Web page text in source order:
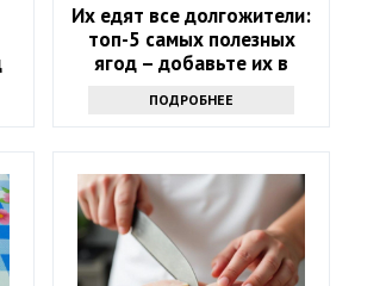
Их едят все долгожители:
топ-5 самых полезных
ягод – добавьте их в
ПОДРОБНЕЕ